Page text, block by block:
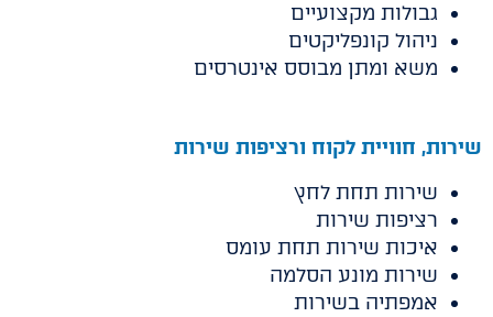
גבולות מקצועיים
ניהול קונפליקטים
משא ומתן מבוסס אינטרסים
שירות, חוויית לקוח ורציפות שירות
שירות תחת לחץ
רציפות שירות
איכות שירות תחת עומס
שירות מונע הסלמה
אמפתיה בשירות